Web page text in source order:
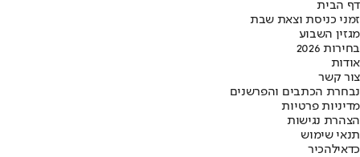
דף הבית
זמני כניסת וצאת שבת
מגזין השבוע
בחירות 2026
אודות
צור קשר
נבחרת הכתבים והפרשנים
מדיניות פרטיות
הצהרת נגישות
תנאי שימוש
כדאילהכיר